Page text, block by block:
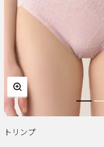
トリンプ